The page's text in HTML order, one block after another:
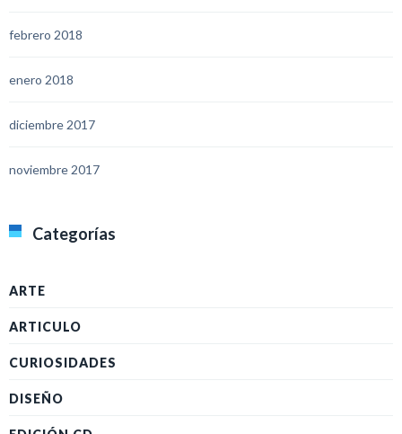
febrero 2018
enero 2018
diciembre 2017
noviembre 2017
Categorías
ARTE
ARTICULO
CURIOSIDADES
DISEÑO